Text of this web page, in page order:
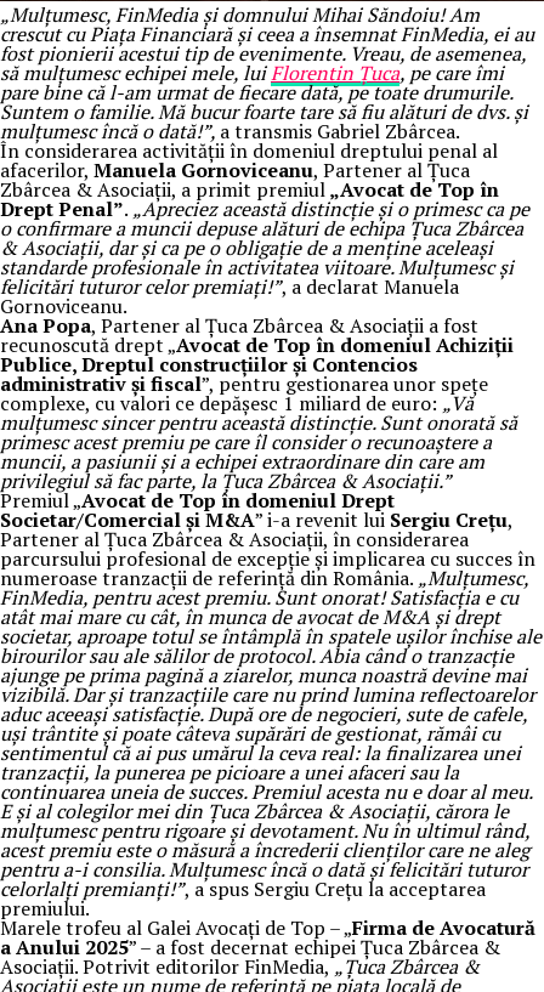
„Mulțumesc, FinMedia și domnului Mihai Săndoiu! Am
crescut cu Piața Financiară și ceea a însemnat FinMedia, ei au
fost pionierii acestui tip de evenimente. Vreau, de asemenea,
să mulțumesc echipei mele, luiFlorentin Țuca, pe care îmi
pare bine că l-am urmat de fiecare dată, pe toate drumurile.
Suntem o familie. Mă bucur foarte tare să fiu alături de dvs. și
mulțumesc încă o dată!”, a transmis Gabriel Zbârcea.
În considerarea activității în domeniul dreptului penal al
afacerilor, Manuela Gornoviceanu, Partener al Țuca
Zbârcea & Asociații, a primit premiul„Avocat de Top în
Drept Penal”. „Apreciez această distincție și o primesc ca pe
o confirmare a muncii depuse alături de echipa Țuca Zbârcea
& Asociații, dar și ca pe o obligație de a menține aceleași
standarde profesionale în activitatea viitoare. Mulțumesc și
felicitări tuturor celor premiați!”, a declarat Manuela
Gornoviceanu.
Ana Popa, Partener al Țuca Zbârcea & Asociații a fost
recunoscută drept „Avocat de Top în domeniul Achiziții
Publice, Dreptul construcțiilor și Contencios
administrativ și fiscal”, pentru gestionarea unor spețe
complexe, cu valori ce depășesc 1 miliard de euro: „Vă
mulțumesc sincer pentru această distincție. Sunt onorată să
primesc acest premiu pe care îl consider o recunoaștere a
muncii, a pasiunii și a echipei extraordinare din care am
privilegiul să fac parte, la Țuca Zbârcea & Asociații.”
Premiul „Avocat de Top în domeniul Drept
Societar/Comercial și M&A” i-a revenit lui Sergiu Crețu,
Partener al Țuca Zbârcea & Asociații, în considerarea
parcursului profesional de excepție și implicarea cu succes în
numeroase tranzacții de referință din România. „Mulțumesc,
FinMedia, pentru acest premiu. Sunt onorat! Satisfacția e cu
atât mai mare cu cât, în munca de avocat de M&A și drept
societar, aproape totul se întâmplă în spatele ușilor închise ale
birourilor sau ale sălilor de protocol. Abia când o tranzacție
ajunge pe prima pagină a ziarelor, munca noastră devine mai
vizibilă. Dar și tranzacțiile care nu prind lumina reflectoarelor
aduc aceeași satisfacție. După ore de negocieri, sute de cafele,
uși trântite și poate câteva supărări de gestionat, rămâi cu
sentimentul că ai pus umărul la ceva real: la finalizarea unei
tranzacții, la punerea pe picioare a unei afaceri sau la
continuarea uneia de succes. Premiul acesta nu e doar al meu.
E și al colegilor mei din Țuca Zbârcea & Asociații, cărora le
mulțumesc pentru rigoare și devotament. Nu în ultimul rând,
acest premiu este o măsură a încrederii clienților care ne aleg
pentru a-i consilia. Mulțumesc încă o dată și felicitări tuturor
celorlalți premianți!”, a spus Sergiu Crețu la acceptarea
premiului.
Marele trofeu al Galei Avocați de Top – „Firma de Avocatură
a Anului 2025” – a fost decernat echipei Țuca Zbârcea &
Asociații. Potrivit editorilor FinMedia,„Țuca Zbârcea &
Asociații este un nume de referință pe piața locală de